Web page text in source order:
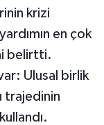
krizi
en çok
belirtti.
Ulusal birlik
trajedinin